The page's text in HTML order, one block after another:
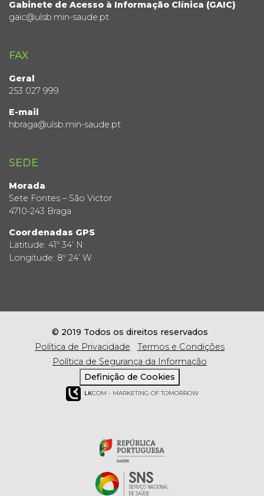
Gabinete de Acesso à Informação Clínica (GAIC)
gaic@ulsb.min-saude.pt
FAX
Geral
253 027 999
E-mail
hbraga@ulsb.min-saude.pt
SEDE
Morada
Sete Fontes – São Victor
4710-243 Braga
Coordenadas GPS
Latitude: 41º 34’ N
Longitude: 8º 24’ W
© 2019 Todos os direitos reservados
Política de Privacidade
Termos e Condições
Política de Segurança da Informação
Definição de Cookies
LKCOM - MARKETING OF TOMORROW